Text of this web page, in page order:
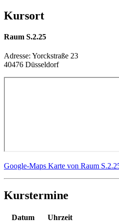
Kursort
Raum S.2.25
Adresse: Yorckstraße 23
40476 Düsseldorf
Google-Maps Karte von Raum
Kurstermine
Datum Uhrzeit